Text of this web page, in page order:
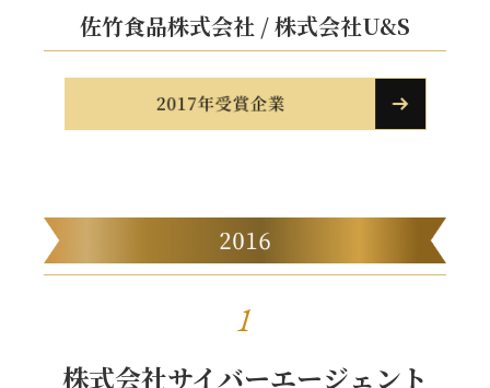
佐竹食品株式会社 / 株式会社U&S
1
株式会社サイバーエージェント